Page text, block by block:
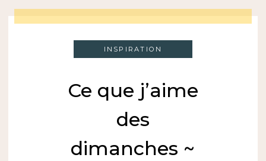
INSPIRATION
Ce que j’aime
des
dimanches ~